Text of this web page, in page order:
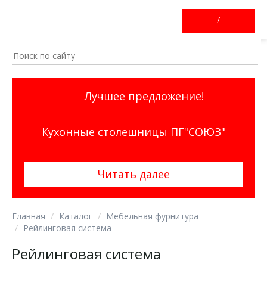
/
Лучшее предложение!
Кухонные столешницы ПГ"СОЮЗ"
Читать далее
Главная Каталог
Мебельная фурнитура
Рейлинговая система
Рейлинговая система